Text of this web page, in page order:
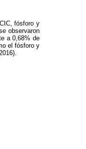
fósforo y
observaron
a 0,68% de
el fósforo y